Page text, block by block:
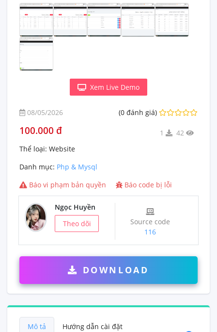
Xem Live Demo
08/05/2026 (0 đánh giá)
100.000 đ 1
42
Thể loại: Website
Danh mục: Php & Mysql
Báo vi phạm bản quyền
Báo code bị lỗi
Ngọc Huyền
Theo dõi
Source code
116
DOWNLOAD
Mô tả
Hướng dẫn cài đặt